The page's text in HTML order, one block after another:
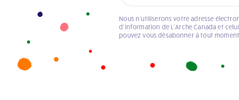
Nous n’utiliserons votre adresse
d’information de L’Arche Canada et
pouvez vous désabonner à tout moment.